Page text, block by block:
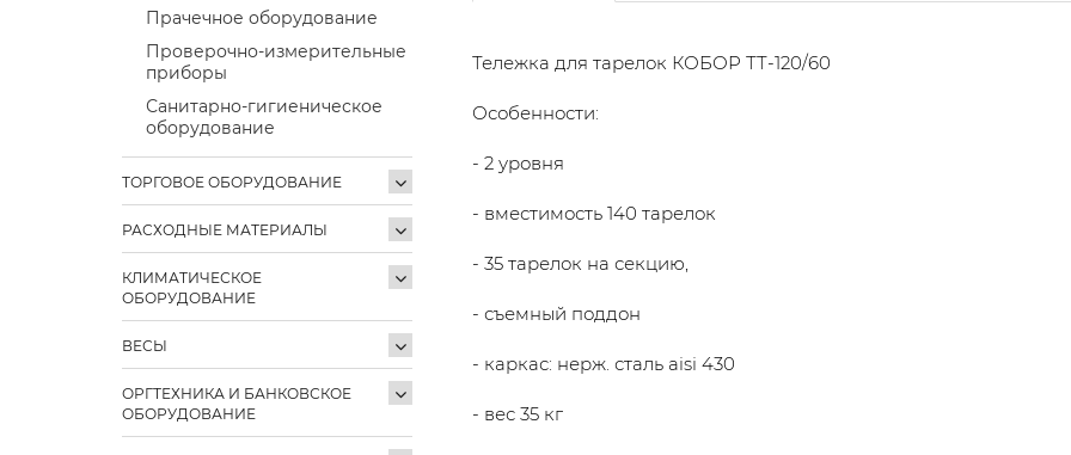
Прачечное оборудование
Проверочно-измерительные
приборы
Санитарно-гигиеническое
оборудование
ТОРГОВОЕ ОБОРУДОВАНИЕ
РАСХОДНЫЕ МАТЕРИАЛЫ
КЛИМАТИЧЕСКОЕ
ОБОРУДОВАНИЕ
ВЕСЫ
ОРГТЕХНИКА И БАНКОВСКОЕ
ОБОРУДОВАНИЕ
Тележка для тарелок КОБОР ТТ-120/60
Особенности:
- 2 уровня
- вместимость 140 тарелок
- 35 тарелок на секцию,
- съемный поддон
- каркас: нерж. сталь aisi 430
- вес 35 кг